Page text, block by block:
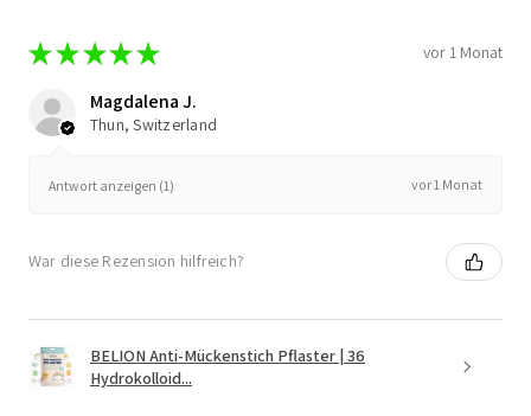
★★ ★★★ vor 1 Monat
Magdalena J.
Thun, Switzerland
Antwort anzeigen (1) vor 1 Monat
War diese Rezension hilfreich?
BELION Anti-Mückenstich Pflaster | 36
Hydrokolloid...